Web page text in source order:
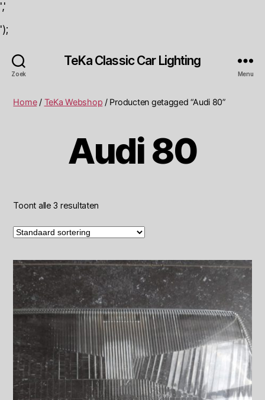
','
');
Zoek
TeKa Classic Car Lighting
Menu
Home/ TeKa Webshop / Producten getagged “Audi 80”
Audi 80
Toont alle 3 resultaten